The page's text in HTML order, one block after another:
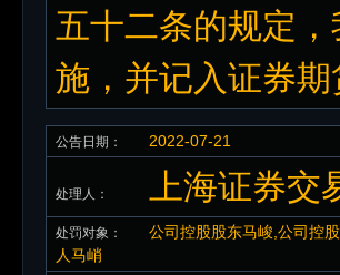
五十二条的规定
施，并记入证券
公告日期： 2022-07-21
处理人： 上海证券交
处罚对象：
公司控股股东马峻,公司控
人马峭